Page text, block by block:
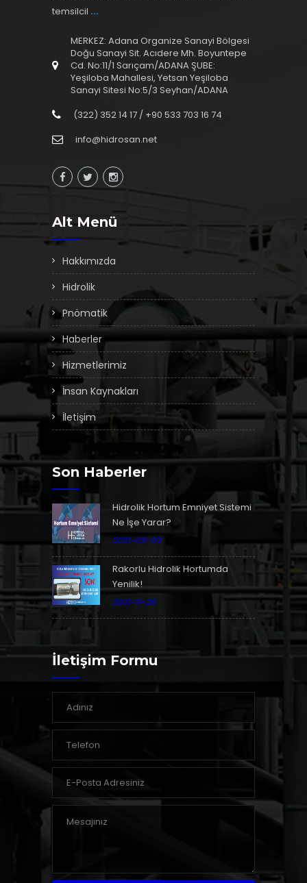
temsilcil ...
MERKEZ: Adana Organize Sanayi Bölgesi
Doğu Sanayi Sit. Acıdere Mh. Boyuntepe
Cd. No:11/1 Sarıçam/ADANA ŞUBE:
Yeşiloba Mahallesi, Yetsan Yeşiloba
Sanayi Sitesi No:5/3 Seyhan/ADANA
(322) 352 14 17 / +90 533 703 16 74
info@hidrosan.net
Alt Menü
Hakkımızda
Hidrolik
Pnömatik
Haberler
Hizmetlerimiz
İnsan Kaynakları
İletişim
Son Haberler
Hidrolik Hortum Emniyet Sistemi
Ne İşe Yarar?
2021-09-03
Rakorlu Hidrolik Hortumda
Yenilik!
2021-11-29
İletişim Formu